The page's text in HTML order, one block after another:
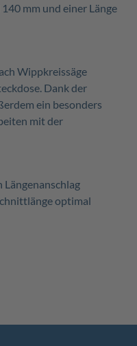
mm und einer Länge
Wippkreissäge
Dank der
ein besonders
mit der
optimal